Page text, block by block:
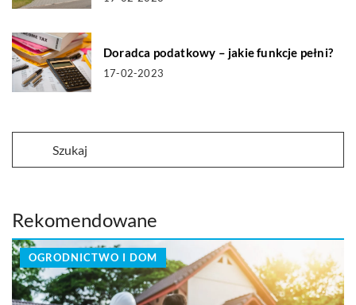
Doradca podatkowy – jakie funkcje pełni?
17-02-2023
Rekomendowane
OGRODNICTWO I DOM